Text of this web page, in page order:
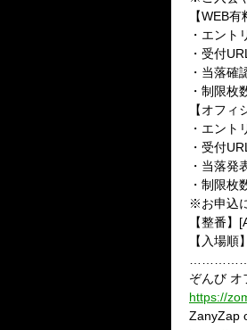
【WEB有
・エン
・受付
・当落
・制限枚
【オフィ
・エン
・受付
・当落
・制限枚
※お申込
【整番
【入場
ぞんび オ
https://
ZanyZap